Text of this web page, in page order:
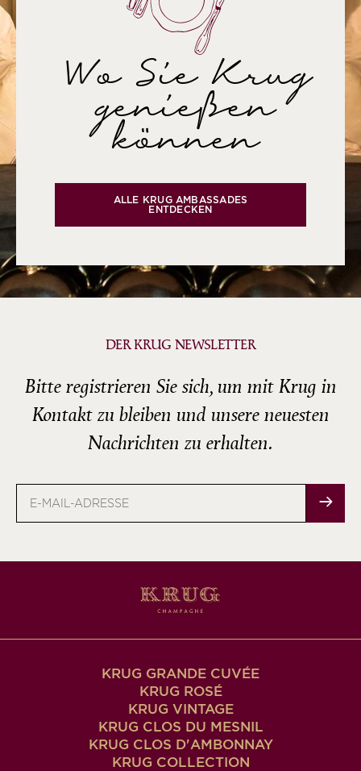
Wo Sie Krug
genießen
können
ALLE KRUG AMBASSADES
ENTDECKEN
DER KRUG NEWSLETTER
Bitte registrieren Sie sich, um mit Krug in
Kontakt zu bleiben und unsere neuesten
Nachrichten zu erhalten.
Mail-
KRUG GRANDE CUVÉE
KRUG ROSÉ
KRUG VINTAGE
KRUG CLOS DU MESNIL
KRUG CLOS D'AMBONNAY
KRUG COLLECTION